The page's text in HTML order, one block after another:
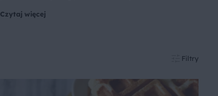
Czytaj więcej
Filtry